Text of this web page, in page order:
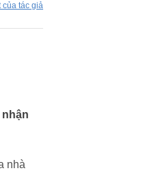
của tác giả
nhà